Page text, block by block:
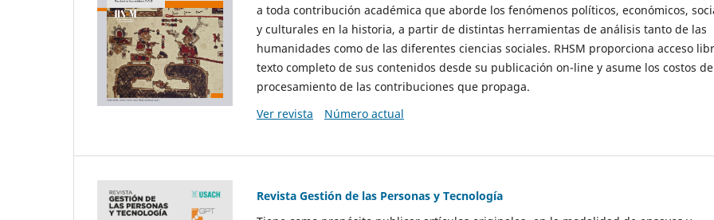
a toda contribución académica que aborde los fenómenos políticos, económicos,
y culturales en la historia, a partir de distintas herramientas de análisis tanto de las
humanidades como de las diferentes ciencias sociales. RHSM proporciona acceso
texto completo de sus contenidos desde su publicación on-line y asume los costos de
procesamiento de las contribuciones que propaga.
Ver revista
Número actual
Revista Gestión de las Personas y Tecnología